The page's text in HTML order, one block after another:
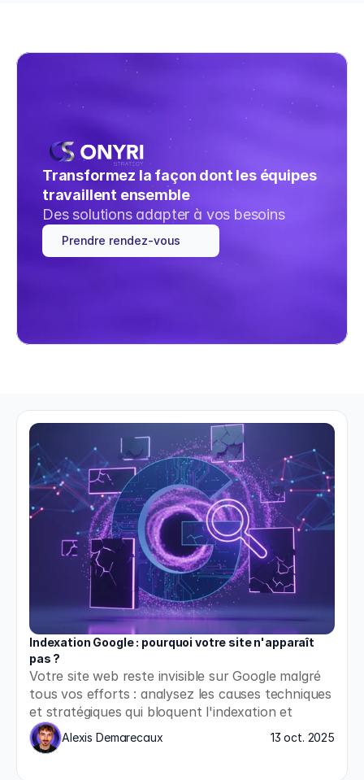
Transformez la façon dont les équipes
travaillent ensemble
Des solutions adapter à vos besoins
Prendre rendez-vous
Indexation Google : pourquoi votre site n'apparaît
pas ?
Votre site web reste invisible sur Google malgré
tous vos efforts : analysez les causes techniques
et stratégiques qui bloquent l'indexation et
appliquez les solutions concrètes pour enfin
apparaître dans les résultats de recherche.
Alexis Demarecaux 13 oct. 2025